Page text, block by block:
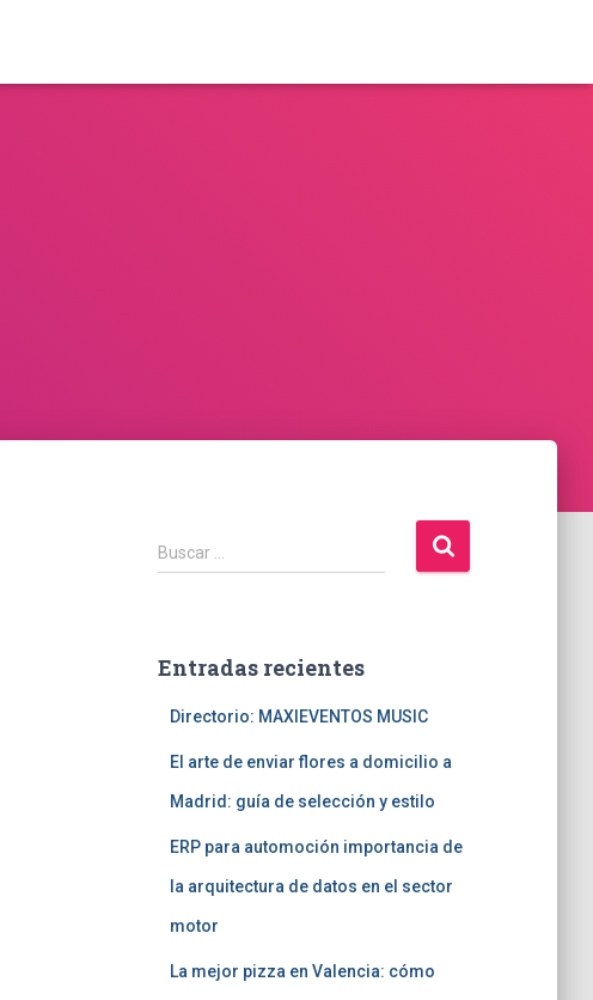
B
u
r
Buscar …
Entradas recientes
Directorio: MAXIEVENTOS MUSIC
El arte de enviar flores a domicilio a
Madrid: guía de selección y estilo
ERP para automoción importancia de
la arquitectura de datos en el sector
motor
La mejor pizza en Valencia: cómo